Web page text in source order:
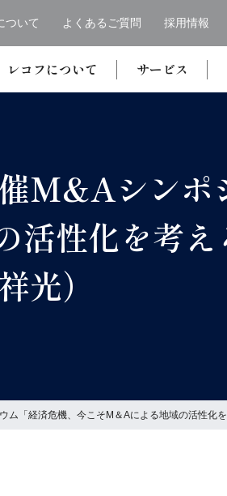
ついて よくあるご質問 採用情報
レコフについて サービス
M&Aシンポ
性化を考
光）
ム「経済危機、今こそM＆Aによる地域の活性化